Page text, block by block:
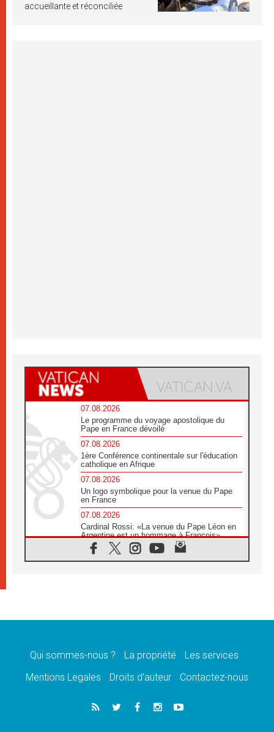
accueillante et réconciliée
07.08.2026
Le programme du voyage apostolique du
Pape en France dévoilé
07.08.2026
1ère Conférence continentale sur l'éducation
catholique en Afrique
07.08.2026
Un logo symbolique pour la venue du Pape
en France
07.08.2026
Cardinal Rossi: «La venue du Pape Léon en
Argentine est un hommage à François»
07.08.2026
Hiroshima et Nagasaki, 81 ans après,
pour relever les «défis urgents»
À Sainte-Marie-Majeure, la grâce de Dieu
06.08.2026
Léon XIV aux jeunes d'Assise: «l'Europe et
Qui sommes-nous ? La propriété
Les services
Mentions Legales
Droits d’auteur Contactez-nous